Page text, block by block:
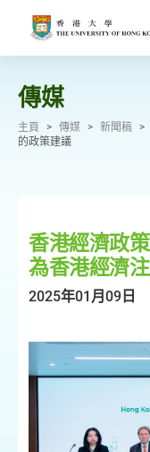
傳媒
主頁 > 傳媒 > 新聞稿 >
的政策建議
香港經濟政
為香港經濟
2025年01月09日